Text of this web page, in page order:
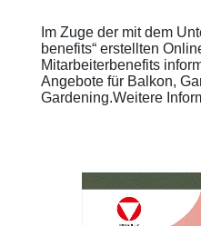
Im Zuge der mit dem
benefits“ erstellten
Mitarbeiterbenefits
Angebote für Balkon,
Gardening.Weitere